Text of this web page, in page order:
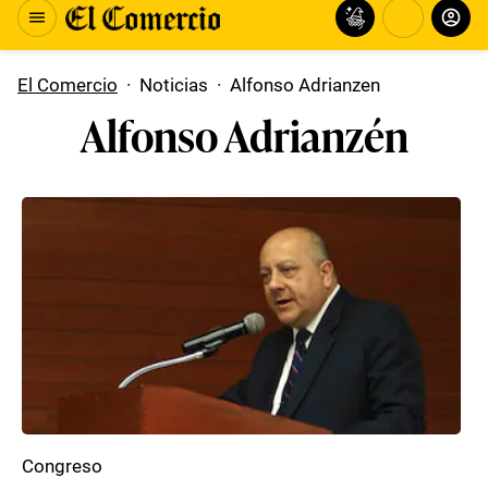
El Comercio · Noticias · Alfonso Adrianzen
Alfonso Adrianzén
Congreso